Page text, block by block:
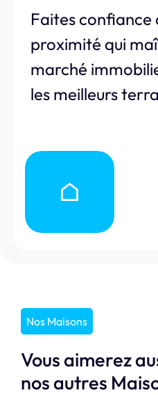
Faites confiance
proximité qui
marché
les meilleurs
Nos Maisons
Vous aimerez
nos autres